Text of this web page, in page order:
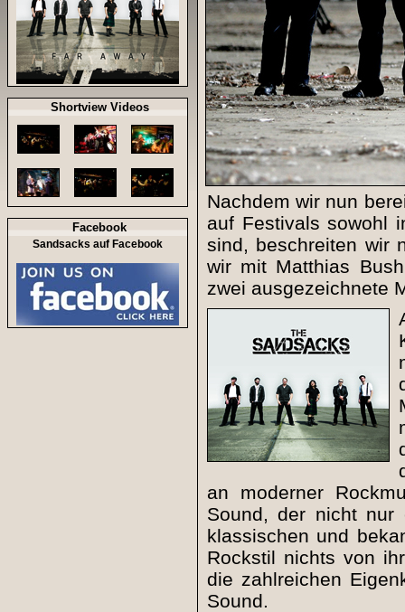
Shortview Videos
Facebook
Sandsacks auf Facebook
Nachdem wir nun
auf Festivals sowohl
sind, beschreiten wir
wir mit Matthias
zwei ausgezeichnete
an moderner
Sound, der nicht nur
klassischen und
Rockstil nichts von
die zahlreichen
Sound.